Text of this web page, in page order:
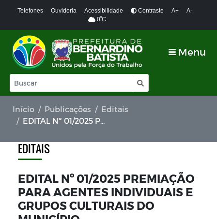
Telefones Ouvidoria Acessibilidade Contraste A+
A-
0ºC
Menu
Início Publicações
Editais
EDITAL Nº 01/2025 PREMIAÇÃO PARA AGENTES INDIVIDUAIS E GRUPOS CULTURAIS DO MUNICÍPIO
EDITAIS
EDITAL Nº 01/2025 PREMIAÇÃO
PARA AGENTES INDIVIDUAIS E
GRUPOS CULTURAIS DO